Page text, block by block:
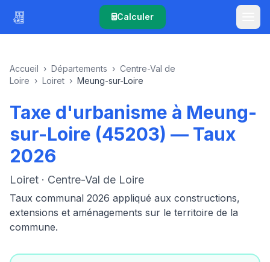
Calculer
Accueil › Départements › Centre-Val de
Loire › Loiret › Meung-sur-Loire
Taxe d'urbanisme à Meung-
sur-Loire (45203) — Taux
2026
Loiret · Centre-Val de Loire
Taux communal 2026 appliqué aux constructions,
extensions et aménagements sur le territoire de la
commune.